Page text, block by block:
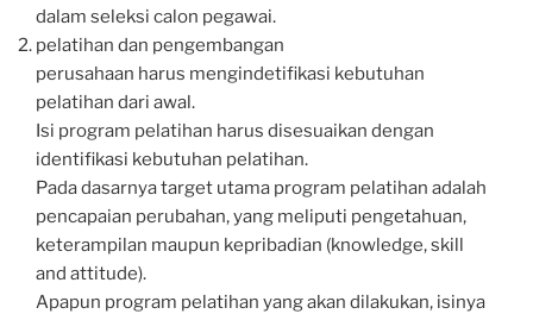
dalam seleksi calon pegawai.
pelatihan dan pengembangan
perusahaan harus mengindetifikasi kebutuhan
pelatihan dari awal.
Isi program pelatihan harus disesuaikan dengan
identifikasi kebutuhan pelatihan.
Pada dasarnya target utama program pelatihan adalah
pencapaian perubahan, yang meliputi pengetahuan,
keterampilan maupun kepribadian (knowledge, skill
and attitude).
Apapun program pelatihan yang akan dilakukan, isinya